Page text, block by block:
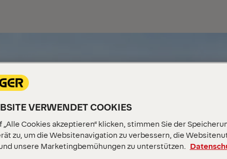
VERWENDET COOKIES
„Alle Cookies akzeptieren“ klicken, stimmen Sie der
zu, um die Websitenavigation zu verbessern, die
unsere Marketingbemühungen zu unterstützen.